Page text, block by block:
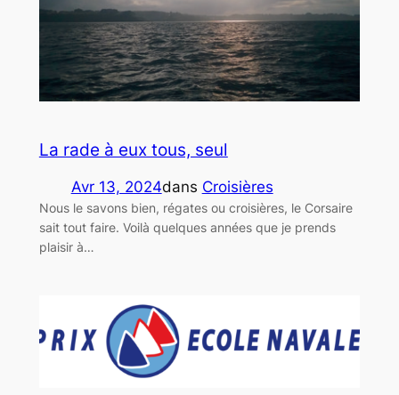
La rade à eux tous, seul
Avr 13, 2024dans Croisières
Nous le savons bien, régates ou croisières, le Corsaire
sait tout faire. Voilà quelques années que je prends
plaisir à…